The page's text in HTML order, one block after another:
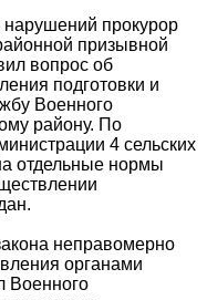
прокурор
призывной
вопрос об
подготовки и
Военного
району. По
4 сельских
отдельные нормы
неправомерно
органами
Военного